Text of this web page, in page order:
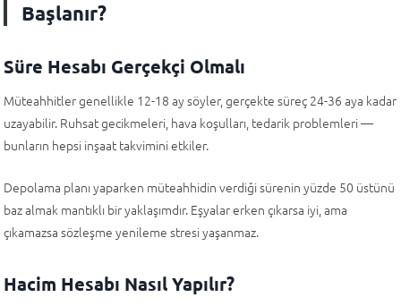
Başlanır?
Süre Hesabı Gerçekçi Olmalı
Müteahhitler genellikle 12-18 ay söyler, gerçekte süreç 24-36 aya kadar
uzayabilir. Ruhsat gecikmeleri, hava koşulları, tedarik problemleri —
bunların hepsi inşaat takvimini etkiler.
Depolama planı yaparken müteahhidin verdiği sürenin yüzde 50 üstünü
baz almak mantıklı bir yaklaşımdır. Eşyalar erken çıkarsa iyi, ama
çıkamazsa sözleşme yenileme stresi yaşanmaz.
Hacim Hesabı Nasıl Yapılır?